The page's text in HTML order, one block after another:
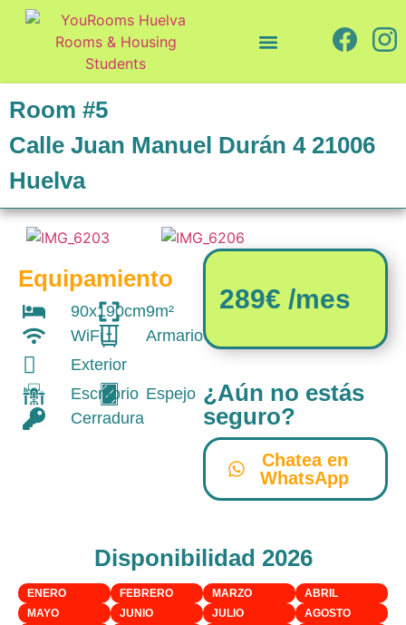
Room #5
Calle Juan Manuel Durán 4 21006
Huelva
Equipamiento
90x190cm9m²
WiFi
Armario
Exterior
Escritorio Espejo
Cerradura
289€ /mes
¿Aún no estás
seguro?
Chatea en
WhatsApp
Disponibilidad 2026
ENERO FEBRERO MARZO
ABRIL
MAYO
JUNIO JULIO
AGOSTO